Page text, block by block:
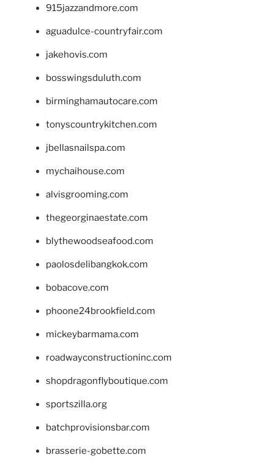
915jazzandmore.com
aguadulce-countryfair.com
jakehovis.com
bosswingsduluth.com
birminghamautocare.com
tonyscountrykitchen.com
jbellasnailspa.com
mychaihouse.com
alvisgrooming.com
thegeorginaestate.com
blythewoodseafood.com
paolosdelibangkok.com
bobacove.com
phoone24brookfield.com
mickeybarmama.com
roadwayconstructioninc.com
shopdragonflyboutique.com
sportszilla.org
batchprovisionsbar.com
brasserie-gobette.com